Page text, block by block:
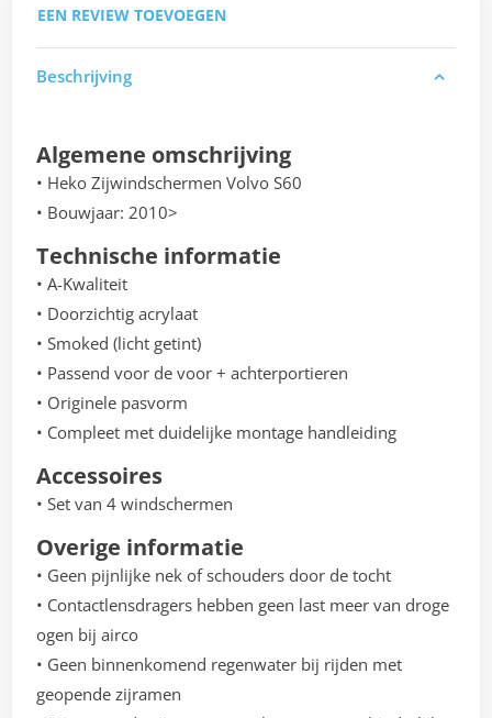
EEN REVIEW TOEVOEGEN
Beschrijving
Algemene omschrijving
• Heko Zijwindschermen Volvo S60
• Bouwjaar: 2010>
Technische informatie
• A-Kwaliteit
• Doorzichtig acrylaat
• Smoked (licht getint)
• Passend voor de voor + achterportieren
• Originele pasvorm
• Compleet met duidelijke montage handleiding
Accessoires
• Set van 4 windschermen
Overige informatie
• Geen pijnlijke nek of schouders door de tocht
• Contactlensdragers hebben geen last meer van droge
ogen bij airco
• Geen binnenkomend regenwater bij rijden met
geopende zijramen